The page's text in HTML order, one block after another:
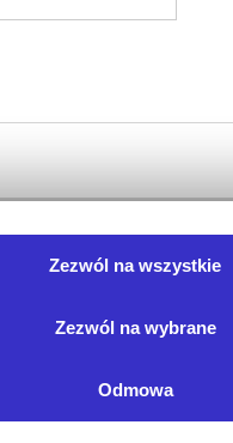
Programu szczepień ochronnych
z...
po uruchomieniu
Zezwól na wszystkie
Zezwól na wybrane
Odmowa